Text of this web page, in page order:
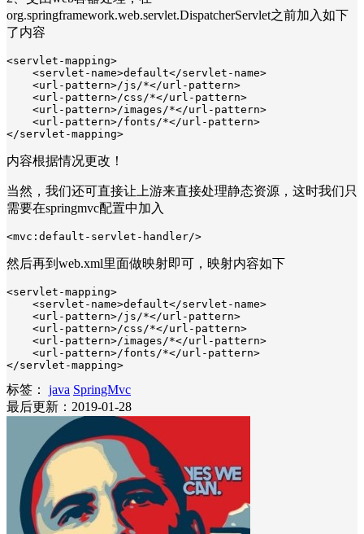
org.springframework.web.servlet.DispatcherServlet之前加入如下
了内容
<servlet-mapping>
</servlet-mapping>
内容根据情况更改！
当然，我们还可直接让上游来直接处理静态资源，这时我们只
需要在springmvc配置中加入
<mvc:default-servlet-handler/>
然后再到web.xml里面做映射即可，映射内容如下
<servlet-mapping>
</servlet-mapping>
标签： java SpringMvc
最后更新：2019-01-28